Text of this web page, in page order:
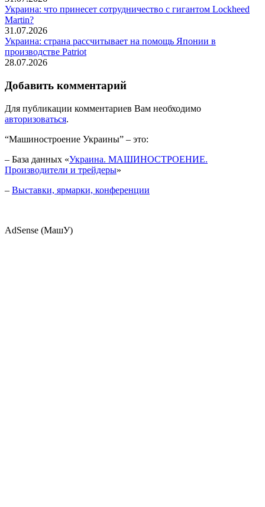
Украина: что принесет сотрудничество с гигантом Lockheed
Martin?
31.07.2026
Украина: страна рассчитывает на помощь Японии в
производстве Patriot
28.07.2026
Добавить комментарий
Для публикации комментариев Вам необходимо
авторизоваться.
“Машиностроение Украины” – это:
– База данных «Украина. МАШИНОСТРОЕНИЕ.
Производители и трейдеры»
– Выставки, ярмарки, конференции
AdSense (МашУ)